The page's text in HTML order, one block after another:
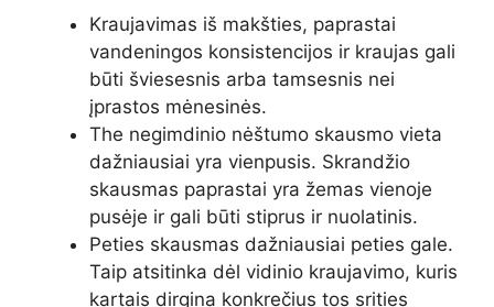
Kraujavimas iš makšties, paprastai
vandeningos konsistencijos ir kraujas gali
būti šviesesnis arba tamsesnis nei
įprastos mėnesinės.
The negimdinio nėštumo skausmo vieta
dažniausiai yra vienpusis. Skrandžio
skausmas paprastai yra žemas vienoje
pusėje ir gali būti stiprus ir nuolatinis.
Peties skausmas dažniausiai peties gale.
Taip atsitinka dėl vidinio kraujavimo, kuris
kartais dirgina konkrečius tos srities